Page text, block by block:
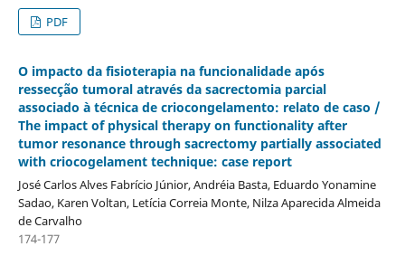
PDF
O impacto da fisioterapia na funcionalidade após
ressecção tumoral através da sacrectomia parcial
associado à técnica de criocongelamento: relato de caso /
The impact of physical therapy on functionality after
tumor resonance through sacrectomy partially associated
with criocogelament technique: case report
José Carlos Alves Fabrí­cio Júnior, Andréia Basta, Eduardo Yonamine
Sadao, Karen Voltan, Letí­cia Correia Monte, Nilza Aparecida Almeida
de Carvalho
174-177